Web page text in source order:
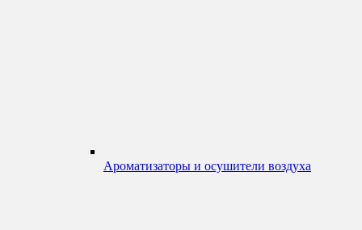
Ароматизаторы и осушители воздуха